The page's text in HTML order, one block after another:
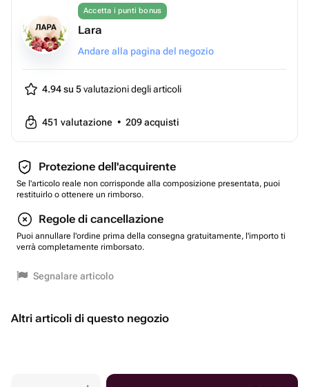
Accetta i punti bonus
Lara
Andare alla pagina del negozio
4.94 su 5valutazioni degli articoli
451 valutazione • 209acquisti
Protezione dell'acquirente
Se l'articolo reale non corrisponde alla composizione presentata, puoi
restituirlo o ottenere un rimborso.
Regole di cancellazione
Puoi annullare l'ordine prima della consegna gratuitamente, l'importo ti
verrà completamente rimborsato.
Segnalare articolo
Altri articoli di questo negozio